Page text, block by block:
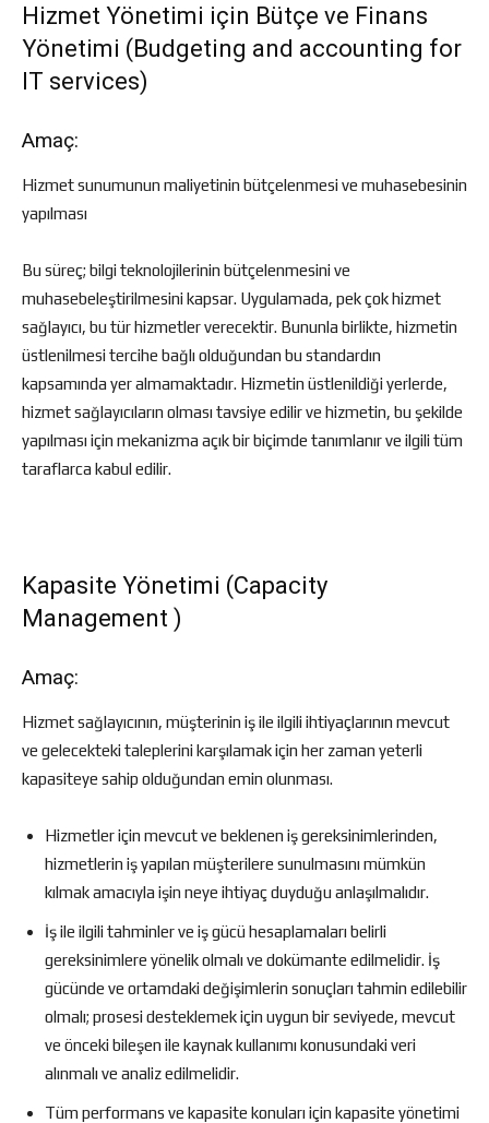
Hizmet Yönetimi için Bütçe ve Finans
Yönetimi (Budgeting and accounting for
IT services)
Amaç:
Hizmet sunumunun maliyetinin bütçelenmesi ve muhasebesinin
yapılması
Bu süreç; bilgi teknolojilerinin bütçelenmesini ve
muhasebeleştirilmesini kapsar. Uygulamada, pek çok hizmet
sağlayıcı, bu tür hizmetler verecektir. Bununla birlikte, hizmetin
üstlenilmesi tercihe bağlı olduğundan bu standardın
kapsamında yer almamaktadır. Hizmetin üstlenildiği yerlerde,
hizmet sağlayıcıların olması tavsiye edilir ve hizmetin, bu şekilde
yapılması için mekanizma açık bir biçimde tanımlanır ve ilgili tüm
taraflarca kabul edilir.
Kapasite Yönetimi (Capacity
Management )
Amaç:
Hizmet sağlayıcının, müşterinin iş ile ilgili ihtiyaçlarının mevcut
ve gelecekteki taleplerini karşılamak için her zaman yeterli
kapasiteye sahip olduğundan emin olunması.
Hizmetler için mevcut ve beklenen iş gereksinimlerinden,
hizmetlerin iş yapılan müşterilere sunulmasını mümkün
kılmak amacıyla işin neye ihtiyaç duyduğu anlaşılmalıdır.
İş ile ilgili tahminler ve iş gücü hesaplamaları belirli
gereksinimlere yönelik olmalı ve dokümante edilmelidir. İş
gücünde ve ortamdaki değişimlerin sonuçları tahmin edilebilir
olmalı; prosesi desteklemek için uygun bir seviyede, mevcut
ve önceki bileşen ile kaynak kullanımı konusundaki veri
alınmalı ve analiz edilmelidir.
Tüm performans ve kapasite konuları için kapasite yönetimi